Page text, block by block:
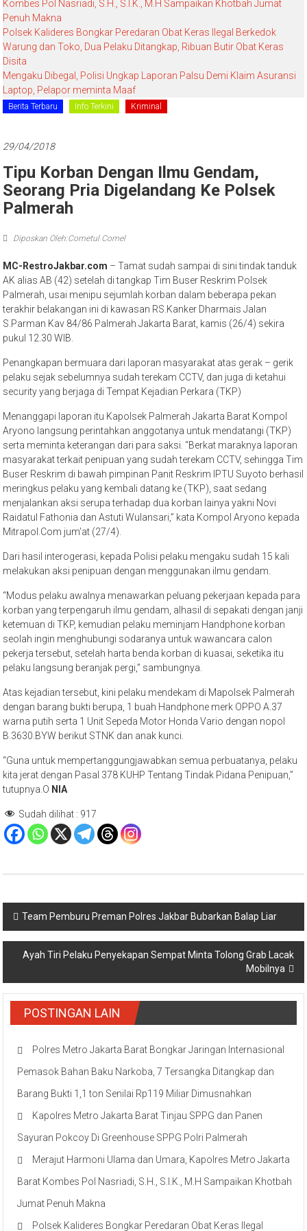
Kombes Pol Nasriadi, S.H., S.I.K., M.H Sampaikan Khotbah Jumat
Penuh Makna
Polsek Kalideres Bongkar Peredaran Obat Keras Ilegal Berkedok
Warung dan Toko, Dua Pelaku Ditangkap, Ribuan Butir Obat Keras
Disita
Mengaku Dibegal, Polisi Ungkap Laporan Palsu Demi Klaim Asuransi
Laptop, Pelapor meminta Maaf
Berita Terbaru Info Terkini Kriminal
29/04/2018
Tipu Korban Dengan Ilmu Gendam,
Seorang Pria Digelandang Ke Polsek
Palmerah
Diposkan Oleh:Cometul Comel
MC-RestroJakbar.com – Tamat sudah sampai di sini tindak tanduk
AK alias AB (42) setelah di tangkap Tim Buser Reskrim Polsek
Palmerah, usai menipu sejumlah korban dalam beberapa pekan
terakhir belakangan ini di kawasan RS.Kanker Dharmais Jalan
S.Parman Kav 84/86 Palmerah Jakarta Barat, kamis (26/4) sekira
pukul 12.30 WIB.
Penangkapan bermuara dari laporan masyarakat atas gerak – gerik
pelaku sejak sebelumnya sudah terekam CCTV, dan juga di ketahui
security yang berjaga di Tempat Kejadian Perkara (TKP)
Menanggapi laporan itu Kapolsek Palmerah Jakarta Barat Kompol
Aryono langsung perintahkan anggotanya untuk mendatangi (TKP)
serta meminta keterangan dari para saksi. “Berkat maraknya laporan
masyarakat terkait penipuan yang sudah terekam CCTV, sehingga Tim
Buser Reskrim di bawah pimpinan Panit Reskrim IPTU Suyoto berhasil
meringkus pelaku yang kembali datang ke (TKP), saat sedang
menjalankan aksi serupa terhadap dua korban lainya yakni Novi
Raidatul Fathonia dan Astuti Wulansari,” kata Kompol Aryono kepada
Mitrapol.Com jum’at (27/4).
Dari hasil interogerasi, kepada Polisi pelaku mengaku sudah 15 kali
melakukan aksi penipuan dengan menggunakan ilmu gendam.
“Modus pelaku awalnya menawarkan peluang pekerjaan kepada para
korban yang terpengaruh ilmu gendam, alhasil di sepakati dengan janji
ketemuan di TKP, kemudian pelaku meminjam Handphone korban
seolah ingin menghubungi sodaranya untuk wawancara calon
pekerja tersebut, setelah harta benda korban di kuasai, seketika itu
pelaku langsung beranjak pergi,” sambungnya.
Atas kejadian tersebut, kini pelaku mendekam di Mapolsek Palmerah
dengan barang bukti berupa, 1 buah Handphone merk OPPO A.37
warna putih serta 1 Unit Sepeda Motor Honda Vario dengan nopol
B.3630.BYW berikut STNK dan anak kunci.
“Guna untuk mempertanggungjawabkan semua perbuatanya, pelaku
kita jerat dengan Pasal 378 KUHP Tentang Tindak Pidana Penipuan,”
tutupnya.O NIA
Sudah dilihat : 917
Navigasi
pos
Team Pemburu Preman Polres Jakbar Bubarkan Balap Liar
Ayah Tiri Pelaku Penyekapan Sempat Minta Tolong Grab Lacak
Mobilnya
POSTINGAN LAIN
Polres Metro Jakarta Barat Bongkar Jaringan Internasional
Pemasok Bahan Baku Narkoba, 7 Tersangka Ditangkap dan
Barang Bukti 1,1 ton Senilai Rp119 Miliar Dimusnahkan
Kapolres Metro Jakarta Barat Tinjau SPPG dan Panen
Sayuran Pokcoy Di Greenhouse SPPG Polri Palmerah
Merajut Harmoni Ulama dan Umara, Kapolres Metro Jakarta
Barat Kombes Pol Nasriadi, S.H., S.I.K., M.H Sampaikan Khotbah
Jumat Penuh Makna
Polsek Kalideres Bongkar Peredaran Obat Keras Ilegal